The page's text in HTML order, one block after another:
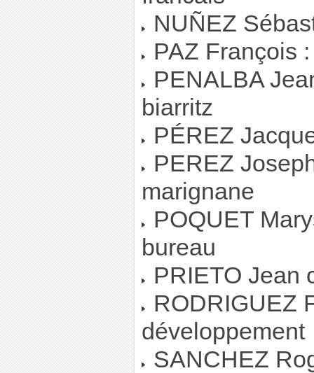
NUÑEZ
PAZ François :
PENALBA
biarritz
PÉREZ
PEREZ
marignane
POQUET
bureau
PRIETO Jean
RODRIGUEZ
développement
SANCHEZ